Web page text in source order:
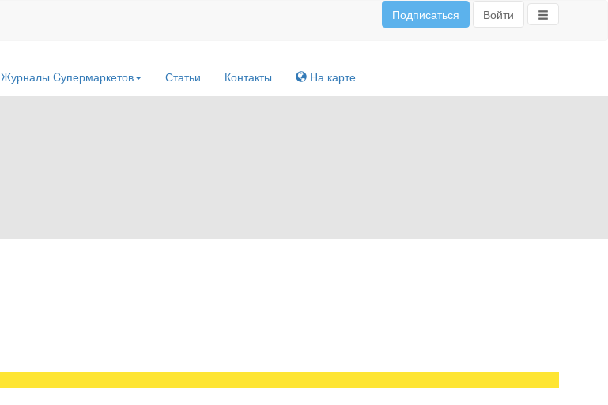
Подписаться Войти
Журналы Cупермаркетов Статьи Контакты На карте